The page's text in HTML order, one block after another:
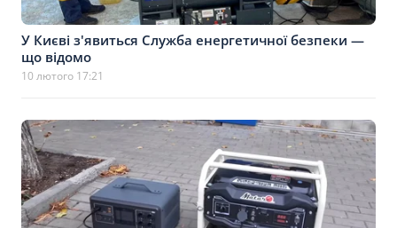
У Києві з'явиться Служба енергетичної безпеки —
що відомо
10 лютого 17:21